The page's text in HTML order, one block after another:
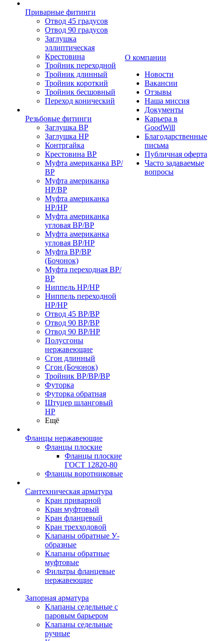
Приварные фитинги
Отвод 45 градусов
Отвод 90 градусов
Заглушка
эллиптическая
Крестовина
Тройник переходной
Тройник длинный
Тройник короткий
Тройник бесшовный
Переход конический
Резьбовые фитинги
Заглушка ВР
Заглушка НР
Контргайка
Крестовина ВР
Муфта американка ВР/
ВР
Муфта американка
НР/ВР
Муфта американка
НР/НР
Муфта американка
угловая ВР/ВР
Муфта американка
угловая ВР/НР
Муфта ВР/ВР
(Бочонок)
Муфта переходная ВР/
ВР
Ниппель НР/НР
Ниппель переходной
НР/НР
Отвод 45 ВР/ВР
Отвод 90 ВР/ВР
Отвод 90 ВР/НР
Полусгоны
нержавеющие
Сгон длинный
Сгон (Бочонок)
Тройник ВР/ВР/ВР
Футорка
Футорка обратная
Штуцер шланговый
НР
Ещё
Фланцы нержавеющие
Фланцы плоские
Фланцы плоские
ГОСТ 12820-80
Фланцы воротниковые
Сантехническая арматура
Кран приварной
Кран муфтовый
Кран фланцевый
Кран трехходовой
Клапаны обратные У-
образные
Клапаны обратные
муфтовые
Фильтры фланцевые
нержавеющие
Запорная арматура
Клапаны седельные с
паровым барьером
Клапаны седельные
ручные
О компании
Новости
Вакансии
Отзывы
Наша миссия
Документы
Карьера в
GoodWill
Благодарственные
письма
Публичная оферта
Часто задаваемые
вопросы